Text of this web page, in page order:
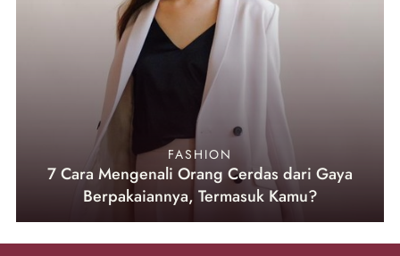
FASHION
7 Cara Mengenali Orang Cerdas dari Gaya
Berpakaiannya, Termasuk Kamu?